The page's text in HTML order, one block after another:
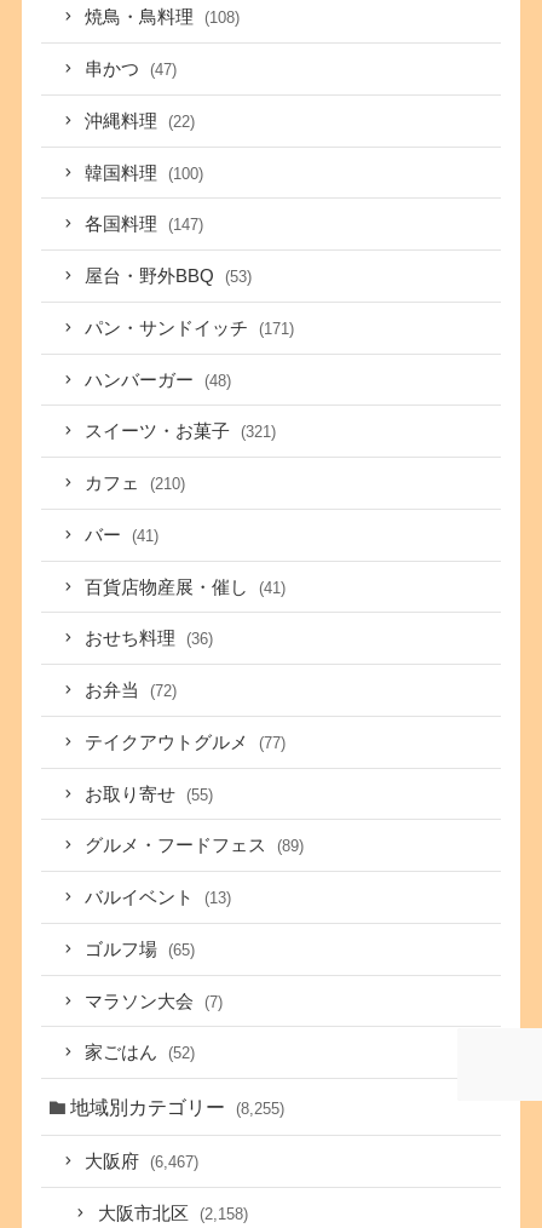
焼鳥・鳥料理 (108)
串かつ (47)
沖縄料理 (22)
韓国料理 (100)
各国料理 (147)
屋台・野外BBQ (53)
パン・サンドイッチ (171)
ハンバーガー (48)
スイーツ・お菓子 (321)
カフェ (210)
バー (41)
百貨店物産展・催し (41)
おせち料理 (36)
お弁当 (72)
テイクアウトグルメ (77)
お取り寄せ (55)
グルメ・フードフェス (89)
バルイベント (13)
ゴルフ場 (65)
マラソン大会 (7)
家ごはん (52)
地域別カテゴリー (8,255)
大阪府 (6,467)
大阪市北区 (2,158)